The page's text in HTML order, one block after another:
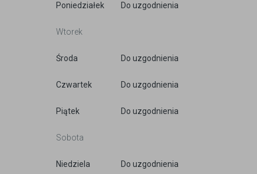
Poniedziałek Do uzgodnienia
Wtorek
Środa Do uzgodnienia
Czwartek Do uzgodnienia
Piątek Do uzgodnienia
Sobota
Niedziela Do uzgodnienia